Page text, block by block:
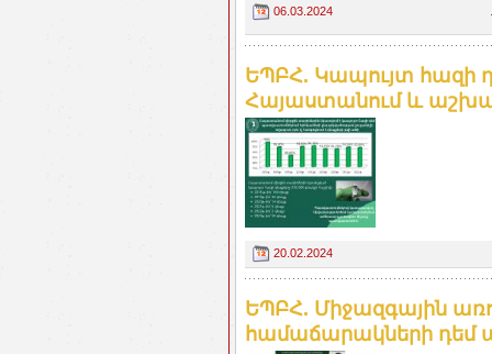
06.03.2024
ԵՊԲՀ. Կապույտ հազի
Հայաստանում և
20.02.2024
ԵՊԲՀ. Միջազգային
համաճարակների դեմ